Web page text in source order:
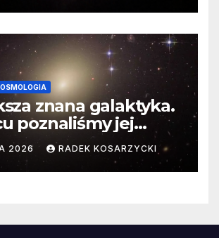
znana galaktyka.
poznaliśmy jej
wymiary
2026 RADEK KOSARZYCKI